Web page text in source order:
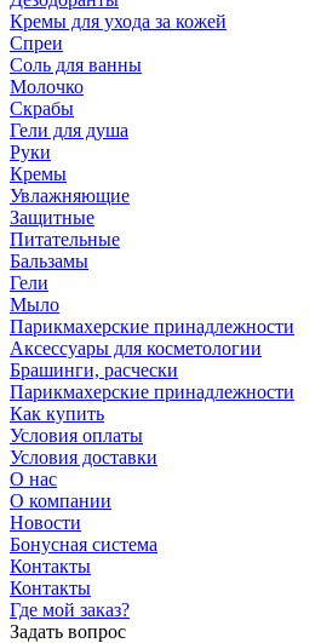
Кремы для ухода за кожей
Спреи
Соль для ванны
Молочко
Скрабы
Гели для душа
Руки
Кремы
Увлажняющие
Защитные
Питательные
Бальзамы
Гели
Мыло
Парикмахерские принадлежности
Аксессуары для косметологии
Брашинги, расчески
Парикмахерские принадлежности
Как купить
Условия оплаты
Условия доставки
О нас
О компании
Новости
Бонусная система
Контакты
Контакты
Где мой заказ?
Задать вопрос